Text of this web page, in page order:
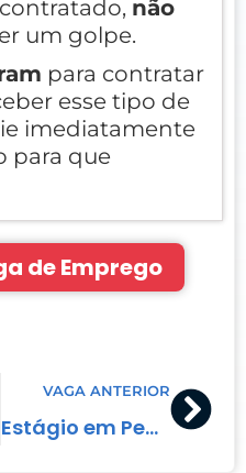
não
um golpe.
para contratar
esse tipo de
imediatamente
para que
de Emprego
VAGA ANTERIOR
Estágio em Pedagogia